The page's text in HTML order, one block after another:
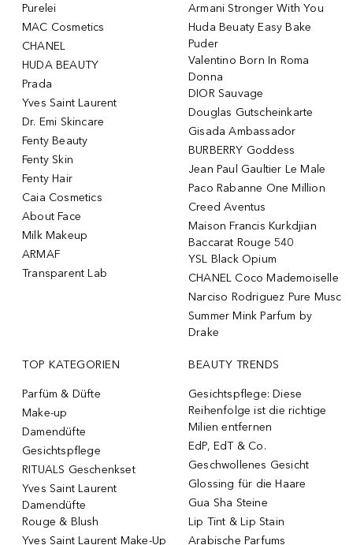
Purelei
MAC Cosmetics
CHANEL
HUDA BEAUTY
Prada
Yves Saint Laurent
Dr. Emi Skincare
Fenty Beauty
Fenty Skin
Fenty Hair
Caia Cosmetics
About Face
Milk Makeup
ARMAF
Transparent Lab
Armani Stronger With You
Huda Beuaty Easy Bake
Puder
Valentino Born In Roma
Donna
DIOR Sauvage
Douglas Gutscheinkarte
Gisada Ambassador
BURBERRY Goddess
Jean Paul Gaultier Le Male
Paco Rabanne One Million
Creed Aventus
Maison Francis Kurkdjian
Baccarat Rouge 540
YSL Black Opium
CHANEL Coco Mademoiselle
Narciso Rodriguez Pure Musc
Summer Mink Parfum by
Drake
TOP KATEGORIEN
Parfüm & Düfte
Make-up
Damendüfte
Gesichtspflege
RITUALS Geschenkset
Yves Saint Laurent
Damendüfte
Rouge & Blush
Yves Saint Laurent Make-Up
BEAUTY TRENDS
Gesichtspflege: Diese
Reihenfolge ist die richtige
Milien entfernen
EdP, EdT & Co.
Geschwollenes Gesicht
Glossing für die Haare
Gua Sha Steine
Lip Tint & Lip Stain
Arabische Parfums